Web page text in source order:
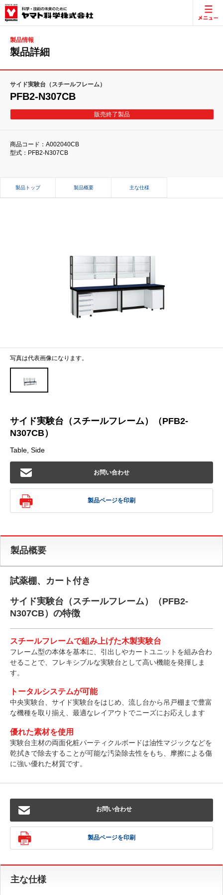
製品情報
製品詳細
サイド実験台（スチールフレーム）
PFB2-N307CB
販売終了製品
商品コード：A002040CB
型式：PFB2-N307CB
製品トップ 製品概要 主な仕様
写真は代表画像になります。
サイド実験台（スチールフレーム）（PFB2-
N307CB）
Table, Side
お問い合わせ
製品ページを印刷
製品概要
試薬棚、カート付き
サイド実験台（スチールフレーム）（PFB2-
N307CB）の特徴
スチールフレームで組み上げた木製実験台
フレーム型の本体を基本に、引出しやカートユニットを組み合わ
せることで、フレキシブルな実験台として高い機能を発揮しま
す。
トータルシステムが可能
中央実験台、サイド実験台をはじめ、流し台から吊戸棚まで豊富
な機種を取り揃え、最適なレイアウトでニーズにお応えします
優れた素材を使用
実験台主材の両面化粧パーティクルボードは油性マジックなどを
乾拭きで除去することが可能な汚染除去性をもち、摩擦による傷
に強い優れた材質です。
お問い合わせ
製品ページを印刷
主な仕様